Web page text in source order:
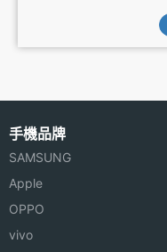
手機品牌
SAMSUNG
Apple
OPPO
vivo